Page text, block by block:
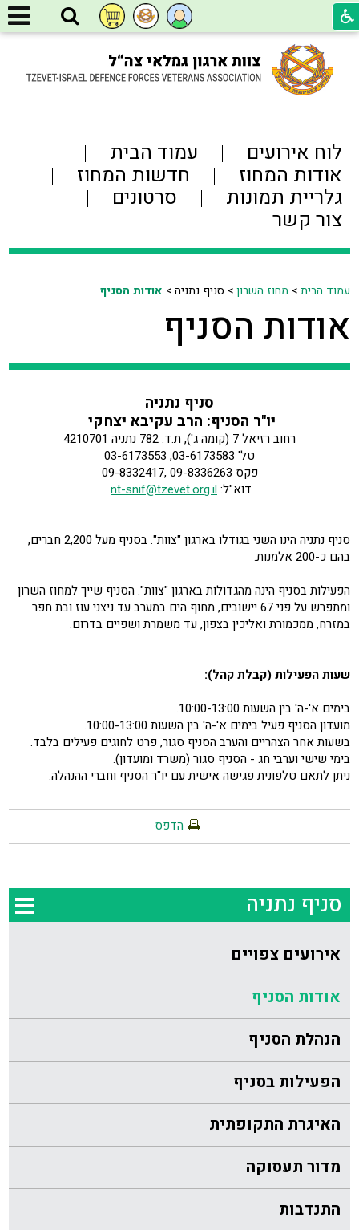
לוח אירועים עמוד הבית
אודות המחוז חדשות המחוז
גלריית תמונות סרטונים
צור קשר
עמוד הבית> מחוז השרון> סניף נתניה > אודות הסניף
אודות הסניף
סניף נתניה
יו"ר הסניף: הרב עקיבא יצחקי
רחוב רזיאל 7 (קומה ג'), ת.ד. 782 נתניה 4210701
טל' 03-6173583, 03-6173553
פקס 09-8336263 ,09-8332417
דוא"ל:nt-snif@tzevet.org.il
סניף נתניה הינו השני בגודלו בארגון "צוות". בסניף מעל 2,200 חברים,
בהם כ-200 אלמנות.
הפעילות בסניף הינה מהגדולות בארגון "צוות". הסניף שייך למחוז השרון
ומתפרש על פני 67 יישובים, מחוף הים במערב עד ניצני עוז ובת חפר
במזרח, ממכמורת ואליכין בצפון, עד משמרת ושפיים בדרום.
שעותהפעילות (קבלת קהל):
בימים א'-ה' בין השעות 10:00-13:00.
מועדון הסניף פעיל בימים א'-ה' בין השעות 10:00-13:00.
בשעות אחר הצהריים והערב הסניף סגור, פרט לחוגים פעילים בלבד.
בימי שישי וערבי חג - הסניף סגור (משרד ומועדון).
ניתן לתאם טלפונית פגישה אישית עם יו"ר הסניף וחברי ההנהלה.
הדפס
סניף נתניה
אירועים צפויים
אודות הסניף
הנהלת הסניף
הפעילות בסניף
האיגרת התקופתית
מדור תעסוקה
התנדבות